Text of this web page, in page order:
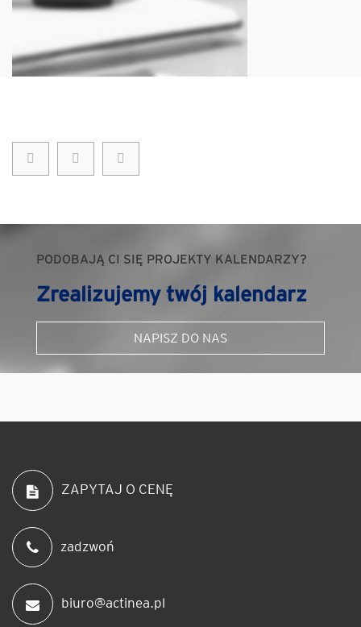
PODOBAJĄ CI SIĘ PROJEKTY KALENDARZY?
Zrealizujemy twój kalendarz
NAPISZ DO NAS
ZAPYTAJ O CENĘ
zadzwoń
biuro@actinea.pl